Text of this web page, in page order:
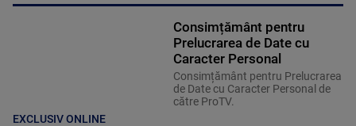
EXCLUSIV ONLINE
Consimțământ pentru
Prelucrarea de Date cu
Caracter Personal
Consimțământ pentru Prelucrarea
de Date cu Caracter Personal de
către ProTV.